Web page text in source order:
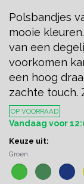
Polsbandjes
mooie
van een
voorkomen
een hoog
zachte touch.
OP VOORRAAD
Vandaag voor
Keuze uit:
Groen